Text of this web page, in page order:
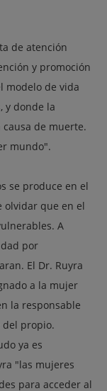
de atención
y promoción
modelo de vida
y donde la
de muerte.
mundo".
se produce en el
olvidar que en el
A
por
El Dr. Ruyra
a la mujer
la responsable
del propio.
ya es
"las mujeres
para acceder al